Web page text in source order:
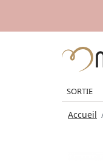
SORTIE
Accueil